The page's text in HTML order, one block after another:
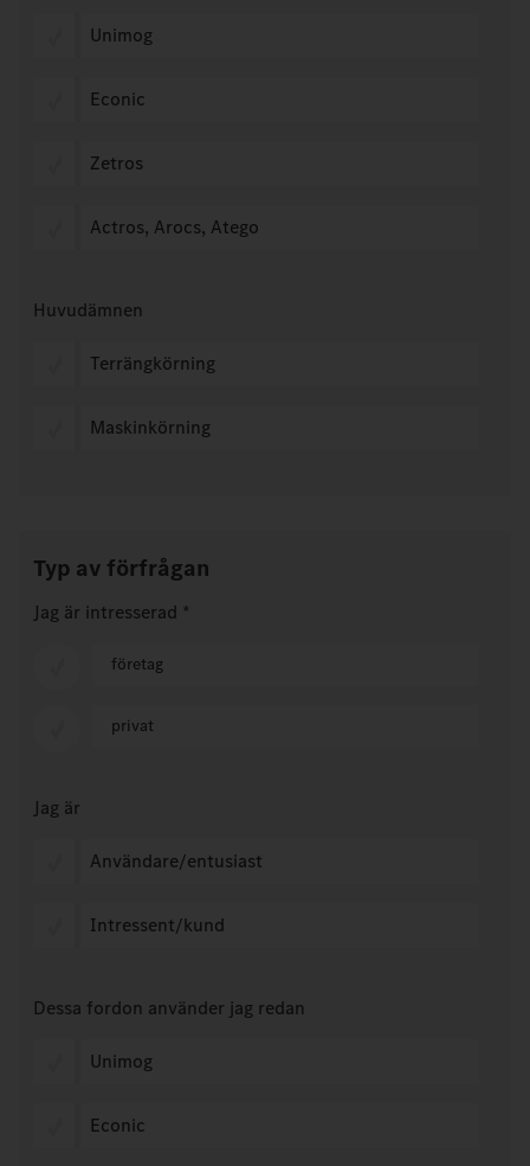
Unimog
Econic
Zetros
Actros, Arocs, Atego
Huvudämnen
Terrängkörning
Maskinkörning
Typ av förfrågan
Jag är intresserad *
företag
privat
Jag är
Användare/entusiast
Intressent/kund
Dessa fordon använder jag redan
Unimog
Econic